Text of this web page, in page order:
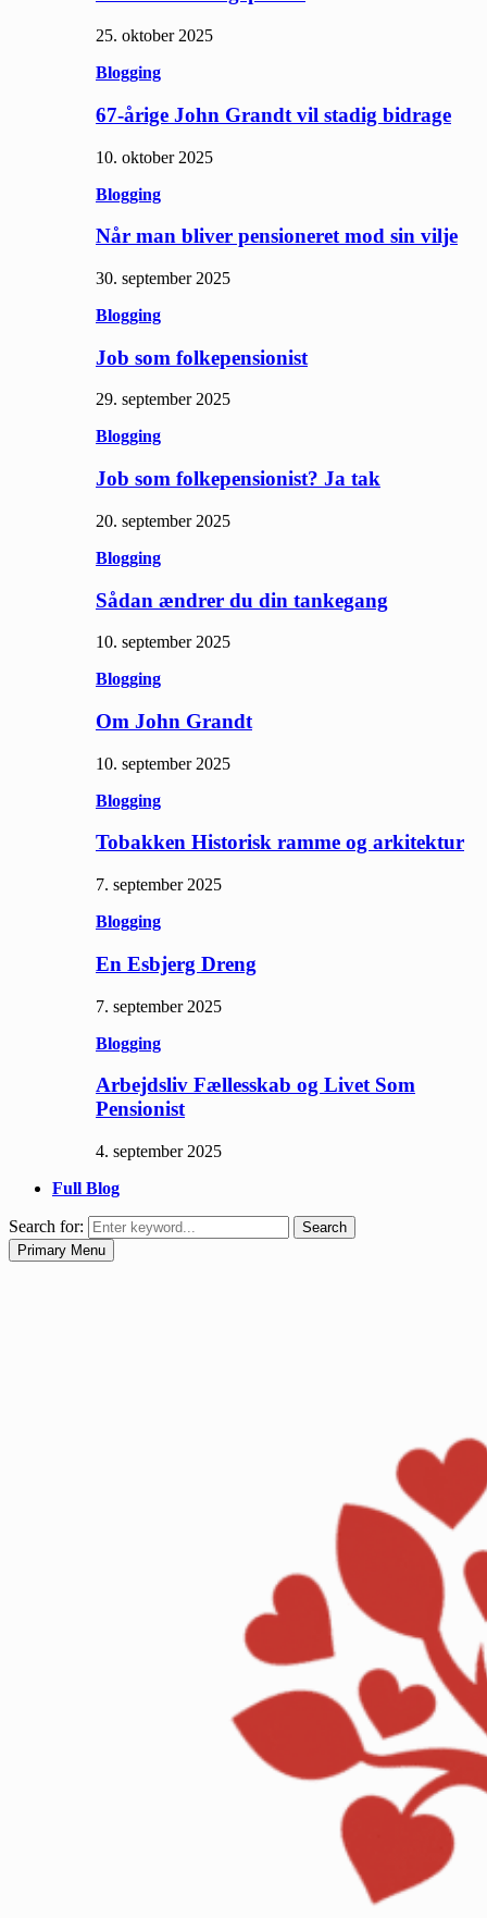
25. oktober 2025
Blogging
67-årige John Grandt vil stadig bidrage
10. oktober 2025
Blogging
Når man bliver pensioneret mod sin vilje
30. september 2025
Blogging
Job som folkepensionist
29. september 2025
Blogging
Job som folkepensionist? Ja tak
20. september 2025
Blogging
Sådan ændrer du din tankegang
10. september 2025
Blogging
Om John Grandt
10. september 2025
Blogging
Tobakken Historisk ramme og arkitektur
7. september 2025
Blogging
En Esbjerg Dreng
7. september 2025
Blogging
Arbejdsliv Fællesskab og Livet Som
Pensionist
4. september 2025
Full Blog
Search for:
Search
Primary Menu